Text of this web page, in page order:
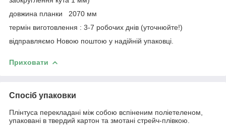
довжина планки 2070 мм
термін виготовлення : 3-7 робочих днів (уточнюйте!)
відправляємо Новою поштою у надійній упаковці.
Приховати
Спосіб упаковки
Плінтуса перекладані між собою вспіненим поліетеленом,
упаковані в твердий картон та змотані стрейч-плівкою.